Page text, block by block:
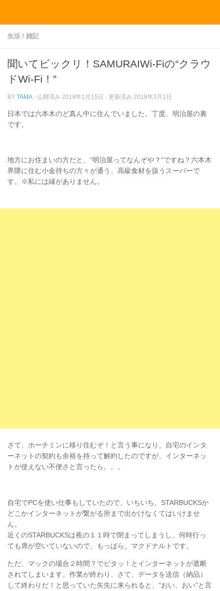
生活 / 雑記
聞いてビックリ！SAMURAIWi-Fiの“クラウ
ドWi-Fi！”
BY TAMA · 公開済み 2018年1月15日 · 更新済み 2018年3月1日
日本では六本木のど真ん中に住んでいました。丁度、明治屋の裏
です。
地方にお住まいの方だと、“明治屋ってなんぞや？”ですね？六本木
界隈に住む小金持ちの方々が通う、高級食材を扱うスーパーで
す。※私には縁がありません。
さて、ホーチミンに移り住むぞ！と言う事になり、自宅のインタ
ーネットの契約も余裕を持って解約したのですが、インターネッ
トが使えない不便さと言ったら。。。
自宅でPCを使い仕事もしていたので、いちいち、STARBUCKSか
どこかインターネットが繋がる所まで出かけなくてはいけませ
ん。
近くのSTARBUCKSは夜の１１時で閉まってしまうし、何時行っ
ても席が空いていないので、もっぱら、マクドナルトです。
ただ、マックの場合２時間？でピタッ！とインターネットが遮断
されてしまいます。作業が終わり、さて、データを送信（納品）
して終わりだ！と思っていた矢先に来られると、“おい、おい”と言